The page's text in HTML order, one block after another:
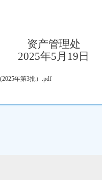
理处
2025年5月 19 日
年第3批）.pdf